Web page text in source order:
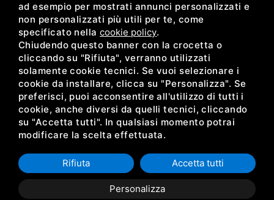
Ho preso visione dell'informativa sulla Newsletter *
facebook instagram
ACEDI PLAST SRL • PRIVACY•SITEMAP• QUESTO SITO È PROTETTO DA
CODICE FISCALE E P.IVA IT00054190384 REG. IMPR. FE 00054190384 / R.E.A. FE
A 14585 CAPITALE SOCIALE EURO 300.000,00 INT. VERS. / SDI 5RUO82D
ad esempio per mostrati annunci personalizzati e
non personalizzati più utili per te, come
specificato nellacookie policy.
Chiudendo questo banner con la crocetta o
cliccando su "Rifiuta", verranno utilizzati
solamente cookie tecnici. Se vuoi selezionare i
cookie da installare, clicca su "Personalizza". Se
preferisci, puoi acconsentire all'utilizzo di tutti i
cookie, anche diversi da quelli tecnici, cliccando
su "Accetta tutti". In qualsiasi momento potrai
modificare la scelta effettuata.
Personalizza
Rifiuta Accetta tutti